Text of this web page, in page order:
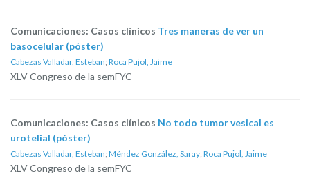
Comunicaciones: Casos clínicos Tres maneras de ver un
basocelular (póster)
Cabezas Valladar, Esteban; Roca Pujol, Jaime
XLV Congreso de la semFYC
Comunicaciones: Casos clínicos No todo tumor vesical es
urotelial (póster)
Cabezas Valladar, Esteban; Méndez González, Saray; Roca Pujol, Jaime
XLV Congreso de la semFYC